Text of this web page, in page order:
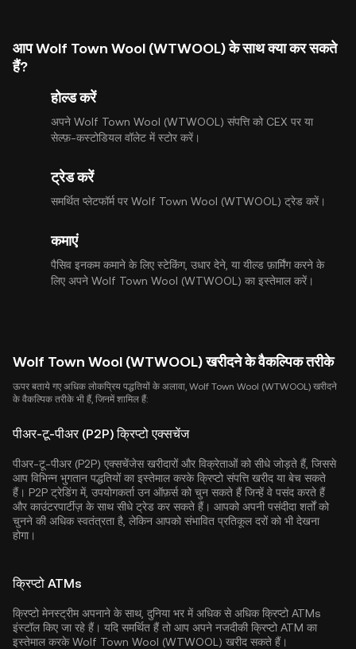
आप Wolf Town Wool (WTWOOL) के साथ क्या कर सकते
हैं?
होल्ड करें
अपने Wolf Town Wool (WTWOOL) संपत्ति को CEX पर या
सेल्फ़-कस्टोडियल वॉलेट में स्टोर करें।
ट्रेड करें
समर्थित प्लेटफॉर्म पर Wolf Town Wool (WTWOOL) ट्रेड करें।
कमाएं
पैसिव इनकम कमाने के लिए स्टेकिंग, उधार देने, या यील्ड फ़ार्मिंग करने के
लिए अपने Wolf Town Wool (WTWOOL) का इस्तेमाल करें।
Wolf Town Wool (WTWOOL) खरीदने के वैकल्पिक तरीके
ऊपर बताये गए अधिक लोकप्रिय पद्धतियों के अलावा, Wolf Town Wool (WTWOOL) खरीदने
के वैकल्पिक तरीके भी हैं, जिनमें शामिल हैं:
पीअर-टू-पीअर (P2P) क्रिप्टो एक्सचेंज
पीअर-टू-पीअर (P2P) एक्सचेंजेस खरीदारों और विक्रेताओं को सीधे जोड़ते हैं, जिससे
आप विभिन्न भुगतान पद्धतियों का इस्तेमाल करके क्रिप्टो संपत्ति खरीद या बेच सकते
हैं। P2P ट्रेडिंग में, उपयोगकर्ता उन ऑफ़र्स को चुन सकते हैं जिन्हें वे पसंद करते हैं
और काउंटरपार्टीज़ के साथ सीधे ट्रेड कर सकते हैं। आपको अपनी पसंदीदा शर्तों को
चुनने की अधिक स्वतंत्रता है, लेकिन आपको संभावित प्रतिकूल दरों को भी देखना
होगा।
क्रिप्टो ATMs
क्रिप्टो मेनस्ट्रीम अपनाने के साथ, दुनिया भर में अधिक से अधिक क्रिप्टो ATMs
इंस्टॉल किए जा रहे हैं। यदि समर्थित हैं तो आप अपने नजदीकी क्रिप्टो ATM का
इस्तेमाल करके Wolf Town Wool (WTWOOL) खरीद सकते हैं।